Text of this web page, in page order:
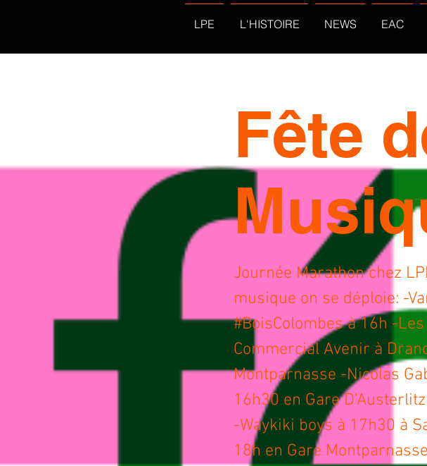
LPE L'HISTOIRE NEWS EAC
Fête
Journée Marathon chez
musique on se déploie: -
#BoisColombes à 16h -
Commercial Avenir à
Montparnasse -Nicolas
16h30 en Gare
-Waykiki boys à 17h30 à
18h en Gare